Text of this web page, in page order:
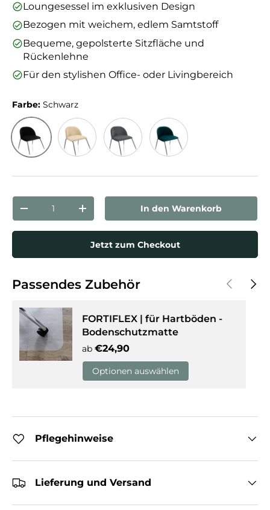
Loungesessel im exklusiven Design
Bezogen mit weichem, edlem Samtstoff
Bequeme, gepolsterte Sitzfläche und
Rückenlehne
Für den stylishen Office- oder Livingbereich
Farbe: Schwarz
Menge verringernMenge erhöhenIn den Warenkorb
Jetzt zum Checkout
Passendes Zubehör Vorherige
FORTIFLEX | für Hartböden -
Bodenschutzmatte
ab Normaler Preis
€24,90
Optionen auswählen
Pflegehinweise
Lieferung und Versand